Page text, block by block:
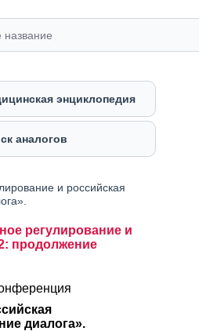
энциклопедия
аналогов
и российская
регулирование и
продолжение
диалога».